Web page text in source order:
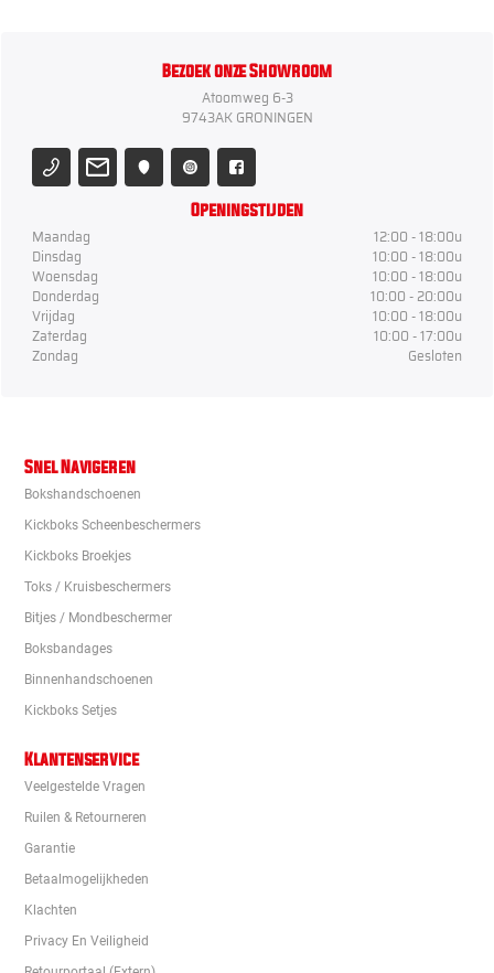
Bezoek onze Showroom
Atoomweg 6-3
9743AK GRONINGEN
Openingstijden
Maandag
12:00 - 18:00u
Dinsdag
10:00 - 18:00u
Woensdag
10:00 - 18:00u
Donderdag
10:00 - 20:00u
Vrijdag
10:00 - 18:00u
Zaterdag
10:00 - 17:00u
Zondag
Gesloten
Snel Navigeren
Bokshandschoenen
Kickboks Scheenbeschermers
Kickboks Broekjes
Toks / Kruisbeschermers
Bitjes / Mondbeschermer
Boksbandages
Binnenhandschoenen
Kickboks Setjes
Klantenservice
Veelgestelde Vragen
Ruilen & Retourneren
Garantie
Betaalmogelijkheden
Klachten
Privacy En Veiligheid